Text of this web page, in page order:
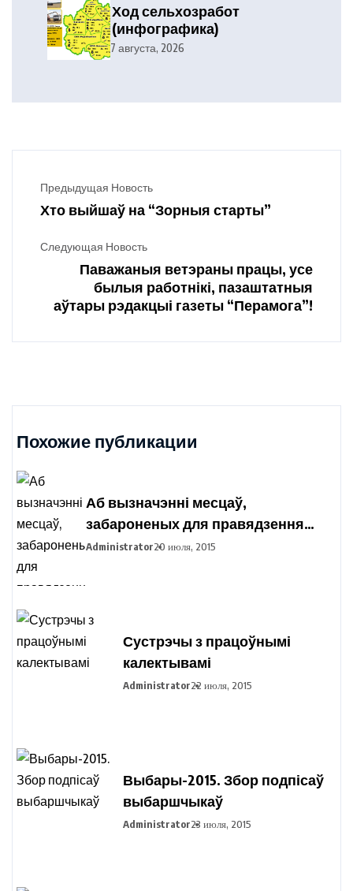
Ход сельхозработ
(инфографика)
7 августа, 2026
Предыдущая Новость
Хто выйшаў на “Зорныя старты”
Следующая Новость
Паважаныя ветэраны працы, усе
былыя работнікі, пазаштатныя
аўтары рэдакцыі газеты “Перамога”!
Похожие публикации
Аб вызначэнні месцаў,
забароненых для правядзення
пікетавання з мэтай збору подпісаў
Administrator20 июля, 2015
Сустрэчы з працоўнымі
калектывамі
Administrator22 июля, 2015
Выбары-2015. Збор подпісаў
выбаршчыкаў
Administrator23 июля, 2015